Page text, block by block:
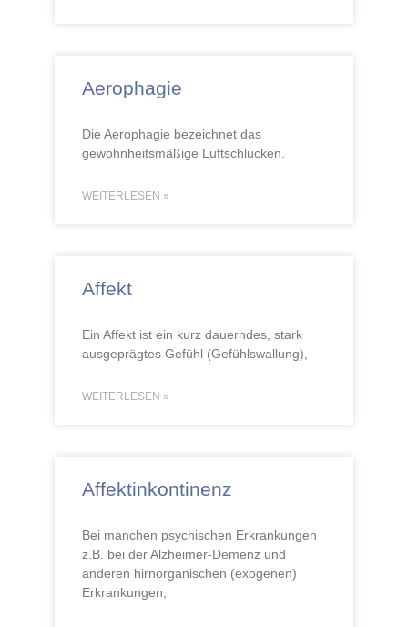
Aerophagie
Die Aerophagie bezeichnet das
gewohnheitsmäßige Luftschlucken.
WEITERLESEN »
Affekt
Ein Affekt ist ein kurz dauerndes, stark
ausgeprägtes Gefühl (Gefühlswallung),
WEITERLESEN »
Affektinkontinenz
Bei manchen psychischen Erkrankungen
z.B. bei der Alzheimer-Demenz und
anderen hirnorganischen (exogenen)
Erkrankungen,